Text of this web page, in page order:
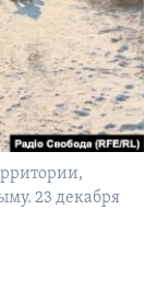
23 декабря